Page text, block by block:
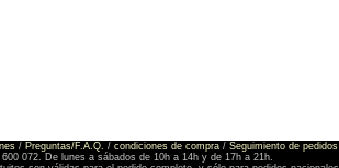
/ Preguntas/F.A.Q. / condiciones de compra / Seguimiento de pedidos
072. De lunes a sábados de 10h a 14h y de 17h a 21h.